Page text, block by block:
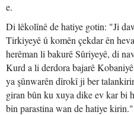
e.
Di lêkolînê de hatiye gotin: "Ji
Tirkiyeyê û komên çekdar ên
herêman li bakurê Sûriyeyê, di
Kurd a li derdora bajarê
ya şûnwarên dîrokî ji ber
giran bûn ku xuya dike ev kar bi
bin parastina wan de hatiye kirin."